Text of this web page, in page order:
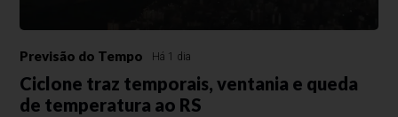
Previsão do Tempo Há 1 dia
Ciclone traz temporais, ventania e queda
de temperatura ao RS